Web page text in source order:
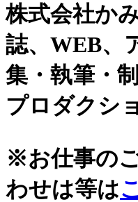
株式会社か
誌、WEB、
集・執筆・
プロダクシ
※お仕事の
わせは等は